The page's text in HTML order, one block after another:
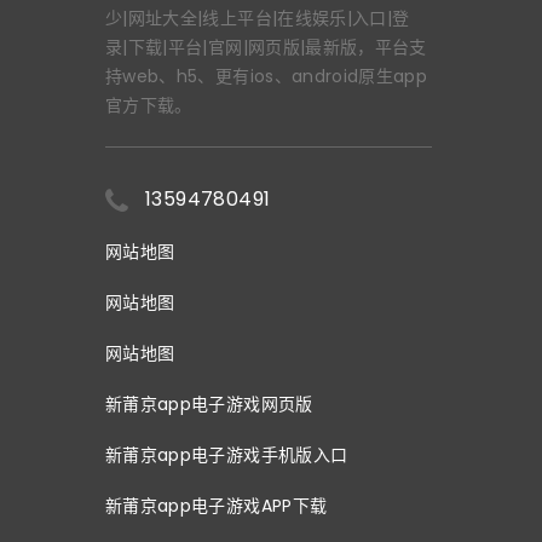
少|网址大全|线上平台|在线娱乐|入口|登
录|下载|平台|官网|网页版|最新版，平台支
持web、h5、更有ios、android原生app
官方下载。
13594780491
网站地图
网站地图
网站地图
新莆京app电子游戏网页版
新莆京app电子游戏手机版入口
新莆京app电子游戏APP下载